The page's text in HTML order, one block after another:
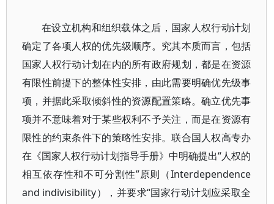
在设立机构和组织载体之后，国家人权行动计划
确定了各项人权的优先级顺序。究其本质而言，包括
国家人权行动计划在内的所有政府规划，都是在资源
有限性前提下的整体性安排，由此需要明确优先级事
项，并据此采取倾斜性的资源配置策略。确立优先事
项并不意味着对于某些权利不予关注，而是在资源有
限性的约束条件下的策略性安排。联合国人权高专办
在《国家人权行动计划指导手册》中明确提出“人权的
相互依存性和不可分割性”原则（Interdependence
and indivisibility），并要求“国家行动计划应采取全